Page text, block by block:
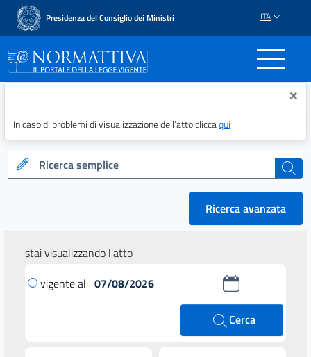
Presidenza del Consiglio dei Ministri ITA
Normattiva - Il portale ×
In caso di problemi di visualizzazione dell’atto cliccaqui
Ricerca semplice cerca
Ricerca avanzata
stai visualizzando l'atto
vigente al
Cerca